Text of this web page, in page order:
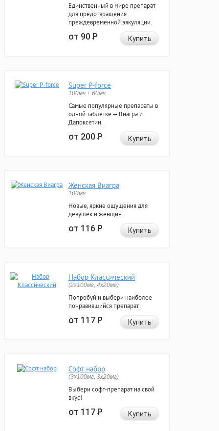
Единственный в мире препарат
для предотвращения
преждевременной эякуляции.
от 90Р Купить
Super P-force
100мг + 60мг
Самые популярные препараты в
одной таблетке — Виагра и
Дапоксетин.
от 200Р Купить
Женская Виагра
100мг
Новые, яркие ощущения для
девушек и женщин.
от 116Р Купить
Набор Классический
(2x100мг, 4x20мг)
Попробуй и выбери наиболее
понравившийся препарат.
от 117Р Купить
Софт набор
(3x100мг, 3x20мг)
Выбери софт-препарат на свой
вкус!
от 117Р Купить